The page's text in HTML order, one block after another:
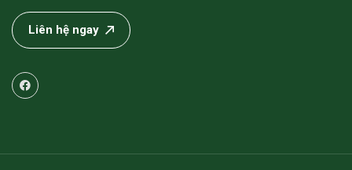
Liên hệ ngay